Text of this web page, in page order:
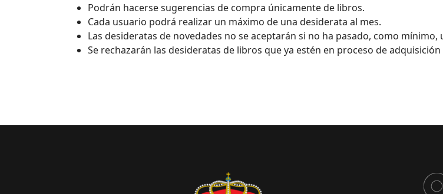
Podrán hacerse sugerencias de compra únicamente de libros.
Cada usuario podrá realizar un máximo de una desiderata al mes.
Las desideratas de novedades no se aceptarán si no ha pasado, como mínimo,
Se rechazarán las desideratas de libros que ya estén en proceso de